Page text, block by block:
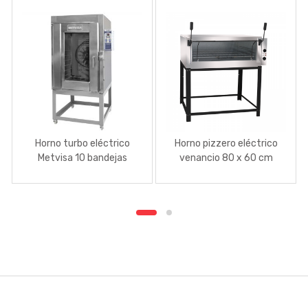
Horno turbo eléctrico
Metvisa 10 bandejas
Horno pizzero eléctrico
venancio 80 x 60 cm